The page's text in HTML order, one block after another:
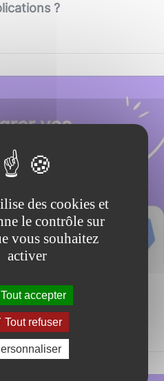
?
de VMs vers
clés !
migration
des cookies et
le contrôle sur
vous souhaitez
activer
Tout accepter
Tout refuser